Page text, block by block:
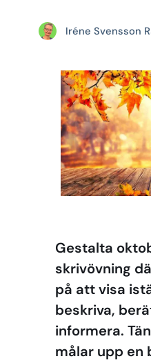
Iréne Svensson
Gestalta
skrivövning
på att visa
beskriva,
informera.
målar upp en